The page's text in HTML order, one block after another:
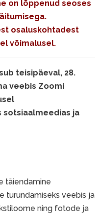
on lõppenud seoses
osaluskohtadest
võimalusel.
teisipäeval, 28.
veebis Zoomi
sotsiaalmeedias ja
täiendamine
turundamiseks veebis ja
ning fotode ja